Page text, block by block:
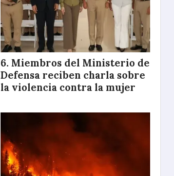
Miembros del Ministerio de
Defensa reciben charla sobre
la violencia contra la mujer